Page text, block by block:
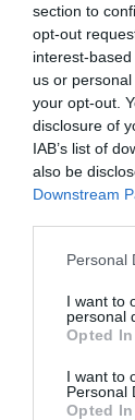
section to
opt-out
interest-
us or
your opt-out.
disclosure of
IAB’s list of
also be
Downstream
Personal
I want to
personal
Opted In
I want to
Personal
Opted In